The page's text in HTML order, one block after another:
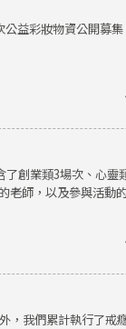
益彩妝物資公開募
創業類3場次、心
老師，以及參與活動
，我們累計執行了戒